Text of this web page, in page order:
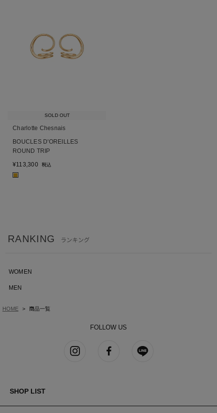
SOLD OUT
Charlotte Chesnais
BOUCLES D'OREILLES
ROUND TRIP
¥113,300 税込
■
RANKING ランキング
WOMEN
MEN
HOME 商品一覧
FOLLOW US
SHOP LIST